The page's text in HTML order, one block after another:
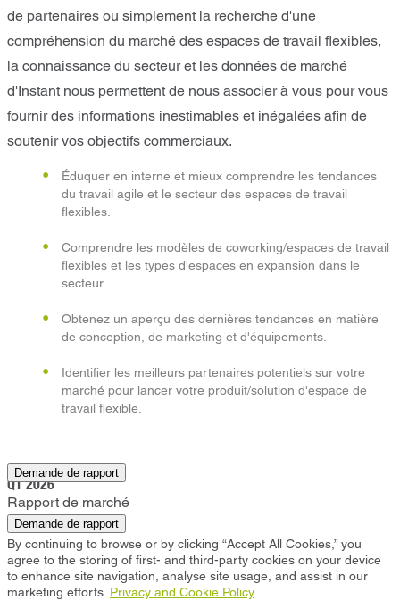
de partenaires ou simplement la recherche d'une
compréhension du marché des espaces de travail flexibles,
la connaissance du secteur et les données de marché
d'Instant nous permettent de nous associer à vous pour vous
fournir des informations inestimables et inégalées afin de
soutenir vos objectifs commerciaux.
Éduquer en interne et mieux comprendre les tendances
du travail agile et le secteur des espaces de travail
flexibles.
Comprendre les modèles de coworking/espaces de travail
flexibles et les types d'espaces en expansion dans le
secteur.
Obtenez un aperçu des dernières tendances en matière
de conception, de marketing et d'équipements.
Identifier les meilleurs partenaires potentiels sur votre
marché pour lancer votre produit/solution d'espace de
travail flexible.
Demande de rapport
Addlestone
Q1 2026
Rapport de marché
Demande de rapport
By continuing to browse or by clicking “Accept All Cookies,” you
agree to the storing of first- and third-party cookies on your device
to enhance site navigation, analyse site usage, and assist in our
marketing efforts. Privacy and Cookie Policy